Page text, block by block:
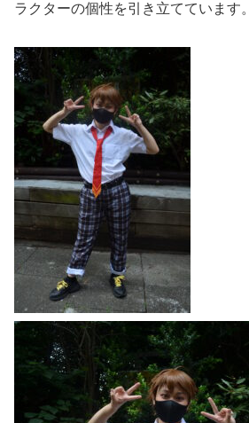
ラクターの個性を引き立てています。